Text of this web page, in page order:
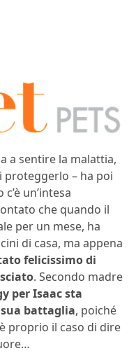
a sentire la malattia,
proteggerlo – ha poi
un’intesa
che quando il
per un mese, ha
di casa, ma appena
felicissimo di
. Secondo madre
per Isaac sta
battaglia, poiché
proprio il caso di dire